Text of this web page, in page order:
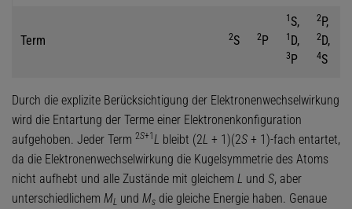
Term 2S 2P
1 S,
1 D,
3P
2P,
2D,
4S
Durch die explizite Berücksichtigung der Elektronenwechselwirkung
wird die Entartung der Terme einer Elektronenkonfiguration
aufgehoben. Jeder Term 2S+1 L bleibt (2L + 1)(2S + 1)-fach entartet,
da die Elektronenwechselwirkung die Kugelsymmetrie des Atoms
nicht aufhebt und alle Zustände mit gleichem L und S, aber
unterschiedlichem ML und Ms die gleiche Energie haben. Genaue